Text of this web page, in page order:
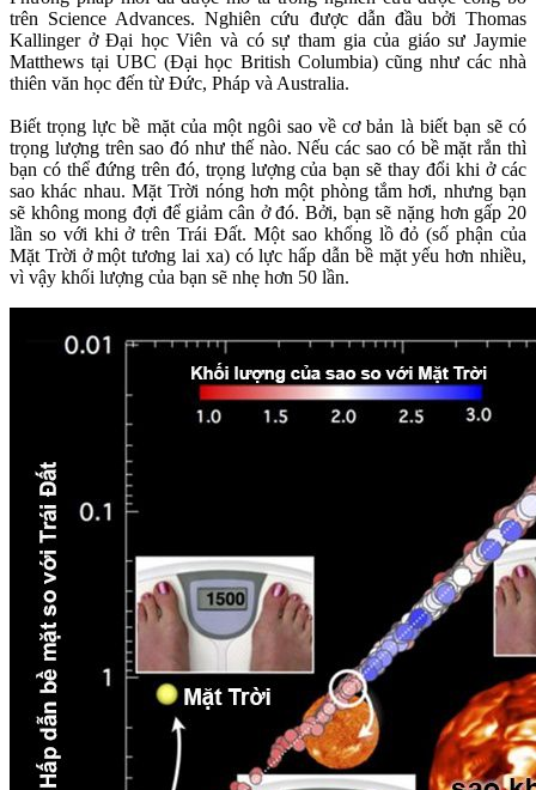
trên Science Advances. Nghiên cứu được dẫn đầu bởi Thomas
Kallinger ở Đại học Viên và có sự tham gia của giáo sư Jaymie
Matthews tại UBC (Đại học British Columbia) cũng như các nhà
thiên văn học đến từ Đức, Pháp và Australia.
Biết trọng lực bề mặt của một ngôi sao về cơ bản là biết bạn sẽ có
trọng lượng trên sao đó như thế nào. Nếu các sao có bề mặt rắn thì
bạn có thể đứng trên đó, trọng lượng của bạn sẽ thay đổi khi ở các
sao khác nhau. Mặt Trời nóng hơn một phòng tắm hơi, nhưng bạn
sẽ không mong đợi để giảm cân ở đó. Bởi, bạn sẽ nặng hơn gấp 20
lần so với khi ở trên Trái Đất. Một sao khổng lồ đỏ (số phận của
Mặt Trời ở một tương lai xa) có lực hấp dẫn bề mặt yếu hơn nhiều,
vì vậy khối lượng của bạn sẽ nhẹ hơn 50 lần.